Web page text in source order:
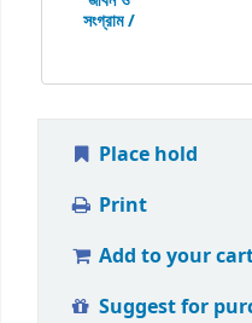
সংগ্রাম /
Place hold
Print
Add to your
Suggest for